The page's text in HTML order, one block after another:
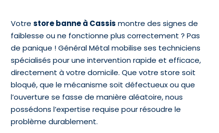
Votrestore banne à Cassis montre des signes de
faiblesse ou ne fonctionne plus correctement ? Pas
de panique ! Général Métal mobilise ses techniciens
spécialisés pour une intervention rapide et efficace,
directement à votre domicile. Que votre store soit
bloqué, que le mécanisme soit défectueux ou que
l’ouverture se fasse de manière aléatoire, nous
possédons l’expertise requise pour résoudre le
problème durablement.